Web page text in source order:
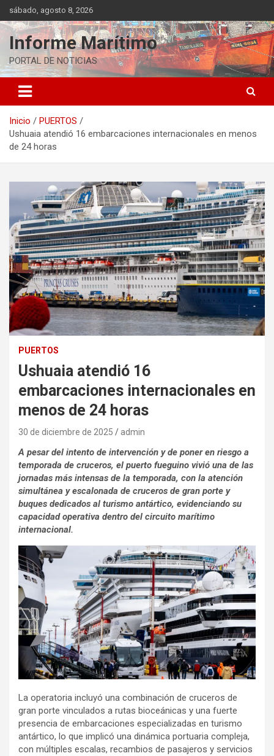
Saltar
al
contenido
sábado, agosto 8, 2026
Informe Marítimo
PORTAL DE NOTICIAS
Inicio
PUERTOS
Ushuaia atendió 16 embarcaciones internacionales en menos
de 24 horas
PUERTOS
Ushuaia atendió 16
embarcaciones internacionales en
menos de 24 horas
30 de diciembre de 2025 admin
A pesar del intento de intervención y de poner en riesgo a
temporada de cruceros, el puerto fueguino vivió una de las
jornadas más intensas de la temporada, con la atención
simultánea y escalonada de cruceros de gran porte y
buques dedicados al turismo antártico, evidenciando su
capacidad operativa dentro del circuito marítimo
internacional.
La operatoria incluyó una combinación de cruceros de
gran porte vinculados a rutas bioceánicas y una fuerte
presencia de embarcaciones especializadas en turismo
antártico, lo que implicó una dinámica portuaria compleja,
con múltiples escalas, recambios de pasajeros y servicios